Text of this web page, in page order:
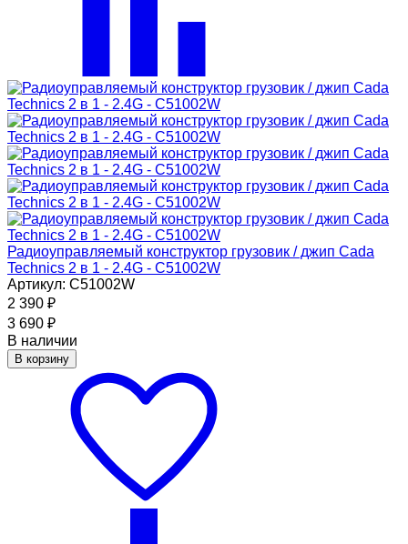
Радиоуправляемый конструктор грузовик / джип Cada
Technics 2 в 1 - 2.4G - C51002W
Артикул: C51002W
2 390 ₽
3 690 ₽
В наличии
В корзину